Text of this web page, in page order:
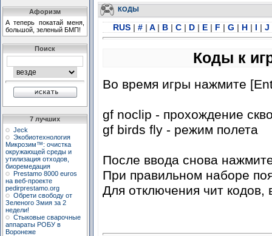
Афоризм
А теперь покатай меня,
большой, зеленый БМП!
Поиск
7 лучших
Jeck
Экобиотехнология
Микрозим™: очистка
окружающей среды и
утилизация отходов,
биоремедация
Prestamo 8000 euros
на веб-проекте
pedirprestamo.org
Обрети свободу от
Зеленого Змия за 2
недели!
Стыковые сварочные
аппараты РОБУ в
Воронеже
КОДЫ
RUS | # | A | B | C | D | E | F | G | H | I | J
Коды к
Во время игры нажмите
gf noclip - прохождение
gf birds fly - режим полета
После ввода снова
При правильном наборе
Для отключения чит кодов,